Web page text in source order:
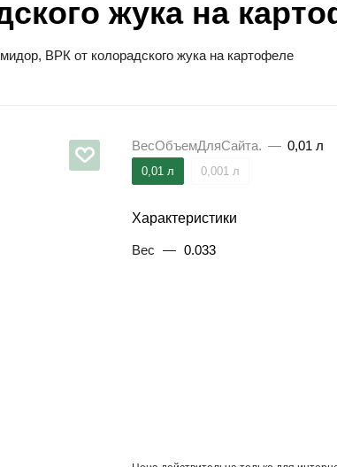
жука на
ВРК от колорадского жука на картофеле
ВесОбъемДляСайта. — 0,01 л
0,01 л 0,001 л
Характеристики
Вес — 0.033